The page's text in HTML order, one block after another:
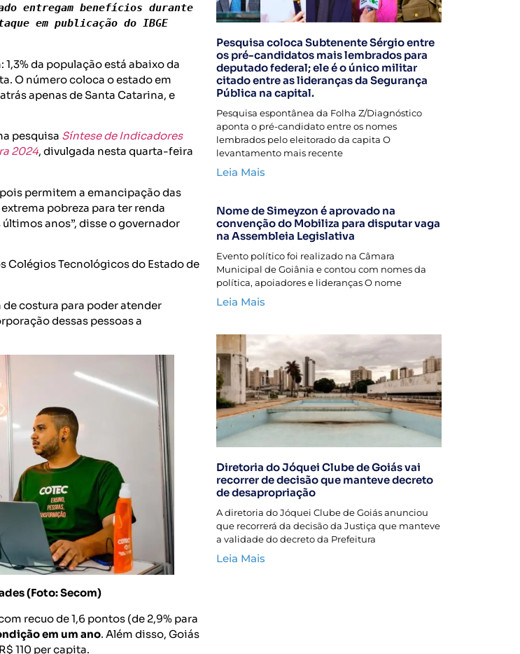
entregam benefícios durante
em publicação do IBGE
da população está abaixo da
O número coloca o estado em
apenas de Santa Catarina, e
pesquisa Síntese de Indicadores
2024, divulgada nesta quarta-feira
permitem a emancipação das
pobreza para ter renda
anos”, disse o governador
Colégios Tecnológicos do Estado de
costura para poder atender
dessas pessoas a
(Foto: Secom)
recuo de 1,6 pontos (de 2,9% para
em um ano. Além disso, Goiás
110 per capita.
Pesquisa coloca Subtenente Sérgio entre
os pré-candidatos mais lembrados para
deputado federal; ele é o único militar
citado entre as lideranças da Segurança
Pública na capital.
Pesquisa espontânea da Folha Z/Diagnóstico
aponta o pré-candidato entre os nomes
lembrados pelo eleitorado da capita O
levantamento mais recente
Leia Mais
Nome de Simeyzon é aprovado na
convenção do Mobiliza para disputar vaga
na Assembleia Legislativa
Evento político foi realizado na Câmara
Municipal de Goiânia e contou com nomes da
política, apoiadores e lideranças O nome
Leia Mais
Diretoria do Jóquei Clube de Goiás vai
recorrer de decisão que manteve decreto
de desapropriação
A diretoria do Jóquei Clube de Goiás anunciou
que recorrerá da decisão da Justiça que manteve
a validade do decreto da Prefeitura
Leia Mais